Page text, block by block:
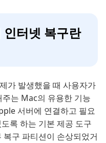
터넷 복구란
가 발생했을 때 사용자가
는 Mac의 유용한 기능
서버에 연결하고 필요
록 하는 기본 제공 도구
구 파티션이 손상되었거